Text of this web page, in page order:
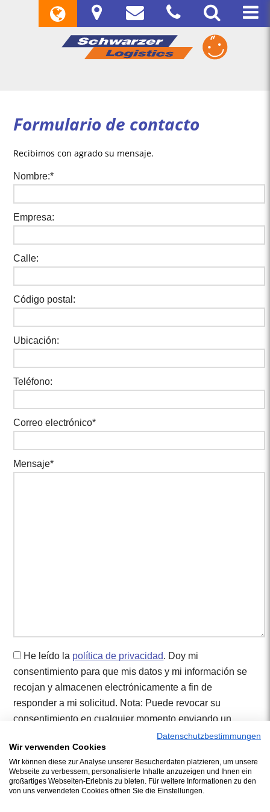
Formulario de contacto
Recibimos con agrado su mensaje.
Nombre:*
Empresa:
Calle:
Código postal:
Ubicación:
Teléfono:
Correo electrónico*
Mensaje*
He leído la política de privacidad. Doy mi
consentimiento para que mis datos y mi información se
recojan y almacenen electrónicamente a fin de
responder a mi solicitud. Nota: Puede revocar su
consentimiento en cualquier momento enviando un
correo electrónico a info@schwarzer-logistics.com.
* Campo obligatorio
Datenschutzbestimmungen
Wir verwenden Cookies
Wir können diese zur Analyse unserer Besucherdaten platzieren, um unsere
Webseite zu verbessern, personalisierte Inhalte anzuzeigen und Ihnen ein
großartiges Webseiten-Erlebnis zu bieten. Für weitere Informationen zu den
von uns verwendeten Cookies öffnen Sie die Einstellungen.